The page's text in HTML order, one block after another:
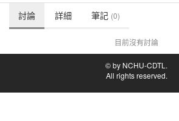
討論 詳細 筆記 (0)
目前沒有討論
© by NCHU-CDTL.
All rights reserved.